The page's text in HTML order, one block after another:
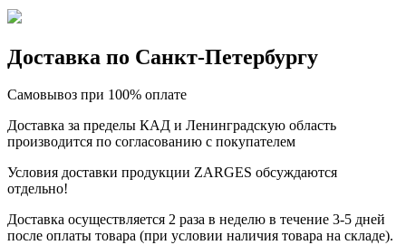
Доставка по Санкт-Петербургу
Самовывоз при 100% оплате
Доставка за пределы КАД и Ленинградскую область
производится по согласованию с покупателем
Условия доставки продукции ZARGES обсуждаются
отдельно!
Доставка осуществляется 2 раза в неделю в течение 3-5 дней
после оплаты товара (при условии наличия товара на складе).